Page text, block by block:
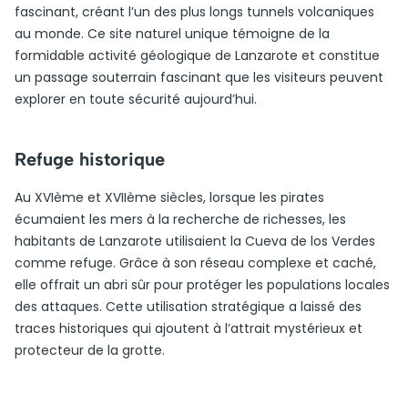
fascinant, créant l’un des plus longs tunnels volcaniques
au monde. Ce site naturel unique témoigne de la
formidable activité géologique de Lanzarote et constitue
un passage souterrain fascinant que les visiteurs peuvent
explorer en toute sécurité aujourd’hui.
Refuge historique
Au XVIème et XVIIème siècles, lorsque les pirates
écumaient les mers à la recherche de richesses, les
habitants de Lanzarote utilisaient la Cueva de los Verdes
comme refuge. Grâce à son réseau complexe et caché,
elle offrait un abri sûr pour protéger les populations locales
des attaques. Cette utilisation stratégique a laissé des
traces historiques qui ajoutent à l’attrait mystérieux et
protecteur de la grotte.